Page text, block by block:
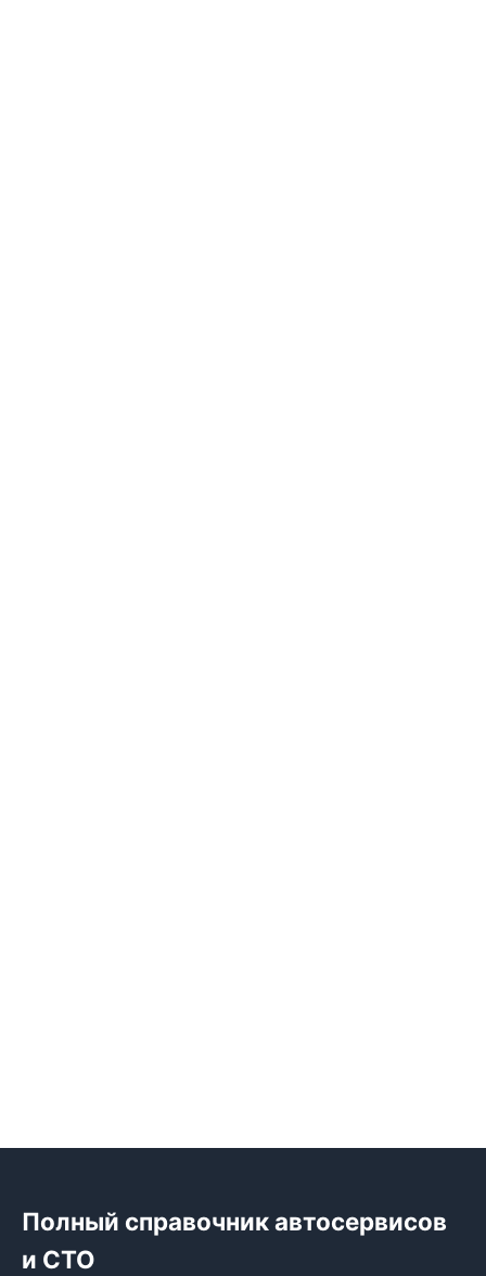
Полный справочник автосервисов
и СТО